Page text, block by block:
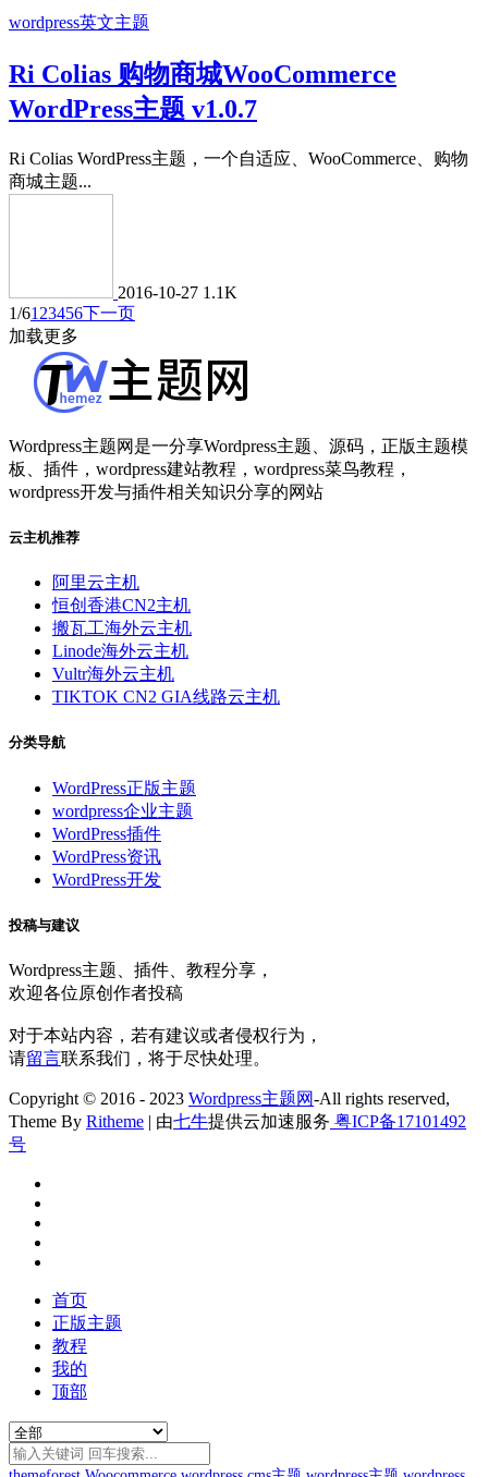
wordpress英文主题
Ri Colias 购物商城WooCommerce
WordPress主题 v1.0.7
Ri Colias WordPress主题，一个自适应、WooCommerce、购物
商城主题...
2016-10-27 1.1K
1/61 23456下一页
加载更多
Wordpress主题网是一分享Wordpress主题、源码，正版主题模
板、插件，wordpress建站教程，wordpress菜鸟教程，
wordpress开发与插件相关知识分享的网站
云主机推荐
阿里云主机
恒创香港CN2主机
搬瓦工海外云主机
Linode海外云主机
Vultr海外云主机
TIKTOK CN2 GIA线路云主机
分类导航
WordPress正版主题
wordpress企业主题
WordPress插件
WordPress资讯
WordPress开发
投稿与建议
Wordpress主题、插件、教程分享，
欢迎各位原创作者投稿
对于本站内容，若有建议或者侵权行为，
请留言联系我们，将于尽快处理。
Copyright © 2016 - 2023 Wordpress主题网-All rights reserved,
Theme By Ritheme | 由七牛提供云加速服务 粤ICP备17101492
号
首页
正版主题
教程
我的
顶部